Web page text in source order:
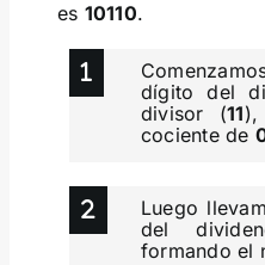
es 10110.
dígito del
divisor (11
cociente de
Luego
del
formando el